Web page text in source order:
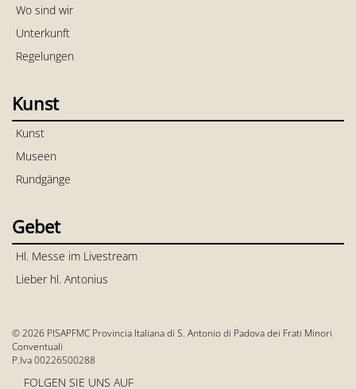
Wo sind wir
Unterkunft
Regelungen
Kunst
Kunst
Museen
Rundgänge
Gebet
Hl. Messe im Livestream
Lieber hl. Antonius
© 2026 PISAPFMC Provincia Italiana di S. Antonio di Padova dei Frati Minori
Conventuali
P.Iva 00226500288
FOLGEN SIE UNS AUF